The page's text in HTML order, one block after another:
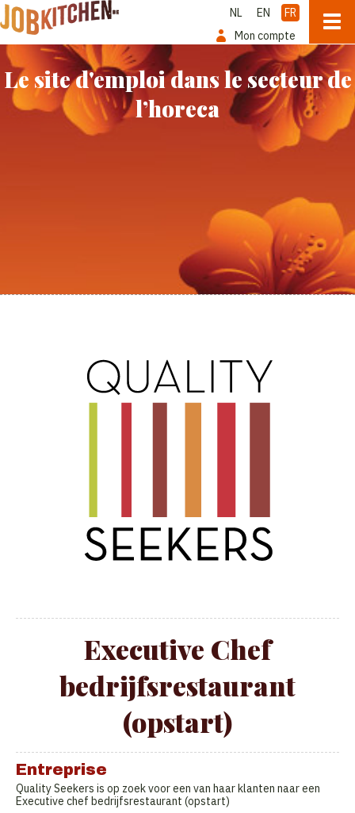
NL EN
FR
Mon compte
Le site d'emploi dans le secteur de
l’horeca
Executive Chef
bedrijfsrestaurant
(opstart)
Entreprise
Quality Seekers is op zoek voor een van haar klanten naar een
Executive chef bedrijfsrestaurant (opstart)